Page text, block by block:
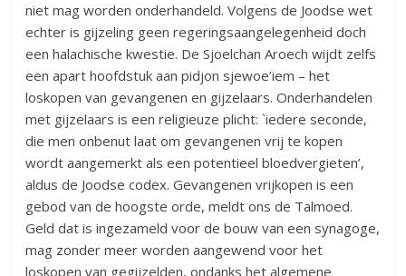
niet mag worden onderhandeld. Volgens de Joodse wet
echter is gijzeling geen regeringsaangelegenheid doch
een halachische kwestie. De Sjoelchan Aroech wijdt zelfs
een apart hoofdstuk aan pidjon sjewoe’iem – het
loskopen van gevangenen en gijzelaars. Onderhandelen
met gijzelaars is een religieuze plicht: `iedere seconde,
die men onbenut laat om gevangenen vrij te kopen
wordt aangemerkt als een potentieel bloedvergieten’,
aldus de Joodse codex. Gevangenen vrijkopen is een
gebod van de hoogste orde, meldt ons de Talmoed.
Geld dat is ingezameld voor de bouw van een synagoge,
mag zonder meer worden aangewend voor het
loskopen van gegijzelden, ondanks het algemene